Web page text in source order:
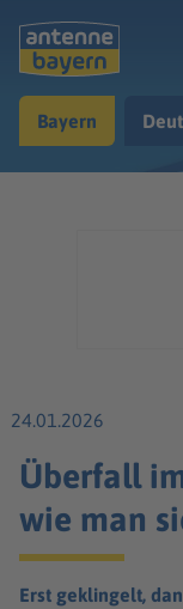
Musik & Radio
Bayern
24.01.2026
Überfall
wie man
Erst geklingelt,